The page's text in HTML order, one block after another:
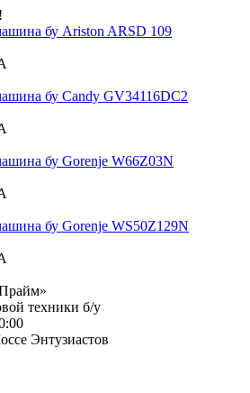
бу Ariston ARSD 109
бу Candy GV34116DC2
бу Gorenje W66Z03N
бу Gorenje WS50Z129N
техники б/у
Энтузиастов